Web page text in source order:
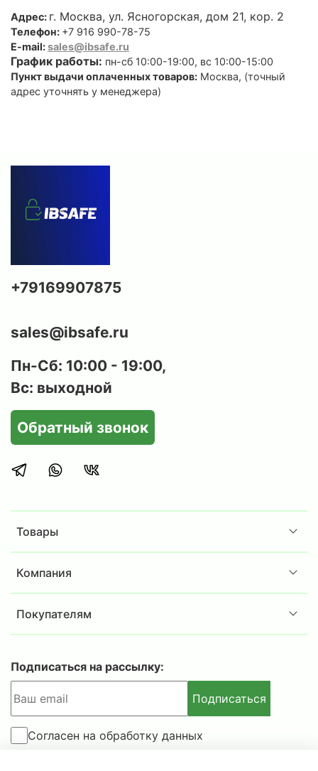
Адрес: г. Москва, ул. Ясногорская, дом 21, кор. 2
Телефон: +7 916 990-78-75
E-mail:sales@ibsafe.ru
График работы: пн-сб 10:00-19:00, вс 10:00-15:00
Пункт выдачи оплаченных товаров: Москва, (точный
адрес уточнять у менеджера)
Товары
Компания
Покупателям
+79169907875
sales@ibsafe.ru
Пн-Сб: 10:00 - 19:00,
Вс: выходной
Обратный звонок
Подписаться на рассылку:
Подписаться
Согласен на обработку данных